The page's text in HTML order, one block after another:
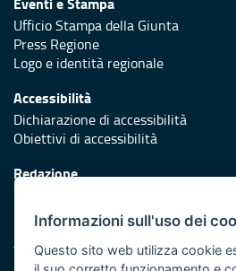
Ufficio Stampa della Giunta
Press Regione
Logo e identità regionale
Accessibilità
Dichiarazione di accessibilità
Obiettivi di accessibilità
Redazione
Protezione civile
Vai al sito di Protezione Civile Puglia
Informazioni sull'uso dei
Questo sito web utilizza cookie